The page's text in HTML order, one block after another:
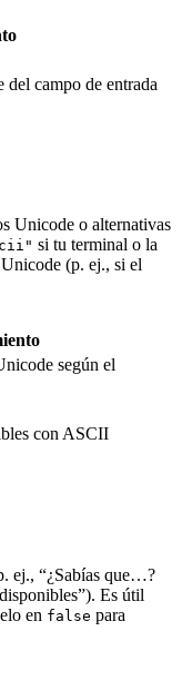
campo de entrada
Unicode o alternativas
si tu terminal o la
(p. ej., si el
según el
con ASCII
ej., “¿Sabías que…?
Es útil
en false para